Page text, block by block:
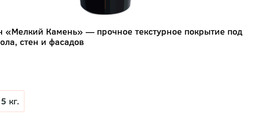
«Мелкий Камень» — прочное текстурное покрытие под
стен и фасадов
кг.